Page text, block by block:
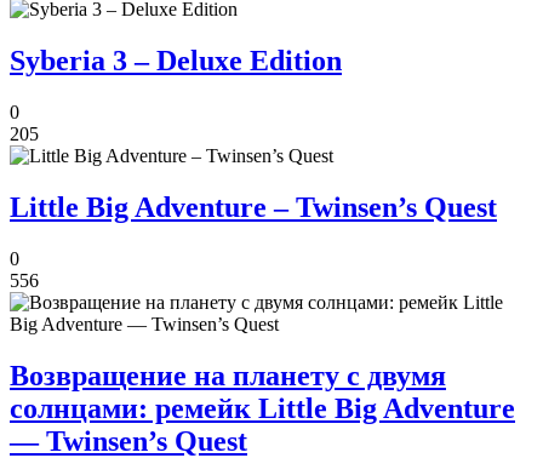
Syberia 3 – Deluxe Edition
0
205
Little Big Adventure – Twinsen’s Quest
0
556
Возвращение на планету с двумя
солнцами: ремейк Little Big Adventure
— Twinsen’s Quest